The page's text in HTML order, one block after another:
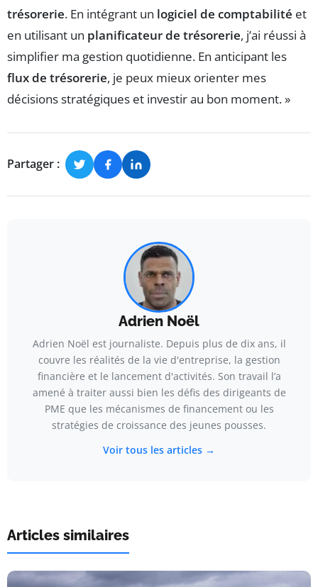
trésorerie. En intégrant un logiciel de comptabilité et
en utilisant un planificateur de trésorerie, j’ai réussi à
simplifier ma gestion quotidienne. En anticipant les
flux de trésorerie, je peux mieux orienter mes
décisions stratégiques et investir au bon moment. »
Partager :
Adrien Noël
Adrien Noël est journaliste. Depuis plus de dix ans, il
couvre les réalités de la vie d'entreprise, la gestion
financière et le lancement d'activités. Son travail l’a
amené à traiter aussi bien les défis des dirigeants de
PME que les mécanismes de financement ou les
stratégies de croissance des jeunes pousses.
Voir tous les articles →
Articles similaires